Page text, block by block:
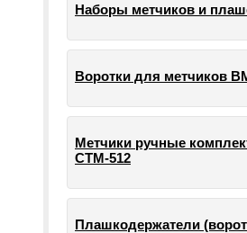
Наборы метчиков и
Воротки для метчиков
Метчики ручные
СТМ-512
Плашкодержатели